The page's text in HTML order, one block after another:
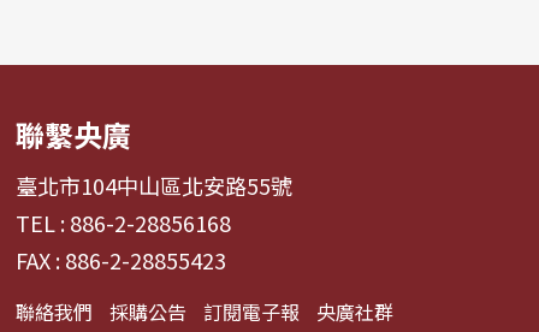
聯繫央廣
臺北市104中山區北安路55號
TEL : 886-2-28856168
FAX : 886-2-28855423
聯絡我們 採購公告 訂閱電子報 央廣社群